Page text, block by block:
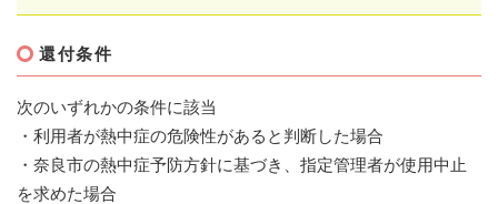
還付条件
次のいずれかの条件に該当
・利用者が熱中症の危険性があると判断した場合
・奈良市の熱中症予防方針に基づき、指定管理者が使用中止
を求めた場合